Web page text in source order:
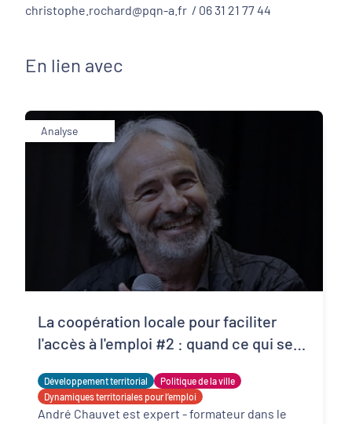
christophe.rochard@pqn-a.fr / 06 31 21 77 44
En lien avec
Analyse
Développement territorial
Politique de la ville
Dynamiques territoriales pour l’emploi
La coopération locale pour faciliter
l'accès à l'emploi #2 : quand ce qui se
compte
André Chauvet est expert - formateur dans le